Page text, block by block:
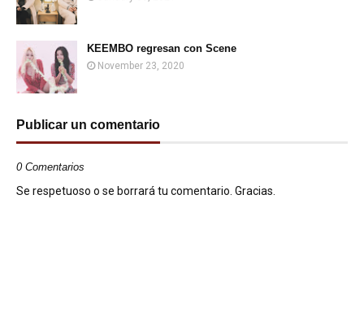
KEEMBO regresan con Scene
November 23, 2020
Publicar un comentario
0 Comentarios
Se respetuoso o se borrará tu comentario. Gracias.